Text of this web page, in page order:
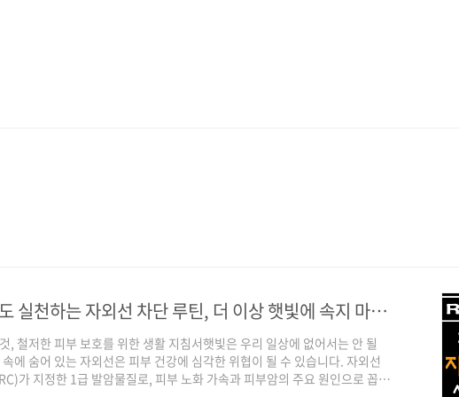
피부과 전문의도 실천하는 자외선 차단 루틴, 더 이상 햇빛에 속지 마세요
, 철저한 피부 보호를 위한 생활 지침서햇빛은 우리 일상에 없어서는 안 될
에 숨어 있는 자외선은 피부 건강에 심각한 위협이 될 수 있습니다. 자외선
가 지정한 1급 발암물질로, 피부 노화 가속과 피부암의 주요 원인으로 꼽히